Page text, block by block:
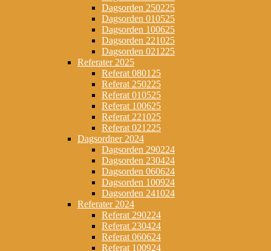
Dagsorden 250225
Dagsorden 010525
Dagsorden 100625
Dagsorden 221025
Dagsorden 021225
Referater 2025
Referat 080125
Referat 250225
Referat 010525
Referat 100625
Referat 221025
Referat 021225
Dagsordner 2024
Dagsorden 290224
Dagsorden 230424
Dagsorden 060624
Dagsorden 100924
Dagsorden 241024
Referater 2024
Referat 290224
Referat 230424
Referat 060624
Referat 100924